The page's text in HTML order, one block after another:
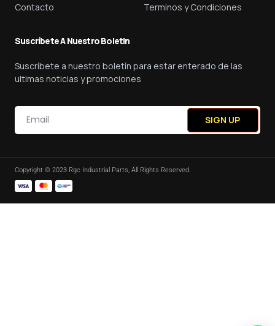
Contacto
Terminos y Condiciones
Suscríbete A Nuestro Boletin
Suscríbete a nuestro boletín para estar enterado de las
ultimas noticias y promociones
SIGN UP
Copyright © 2023 Rgc Industrial Parts, All Rights Reserved.